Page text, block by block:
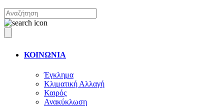
ΚΟΙΝΩΝΙΑ
Έγκλημα
Κλιματική Αλλαγή
Καιρός
Ανακύκλωση